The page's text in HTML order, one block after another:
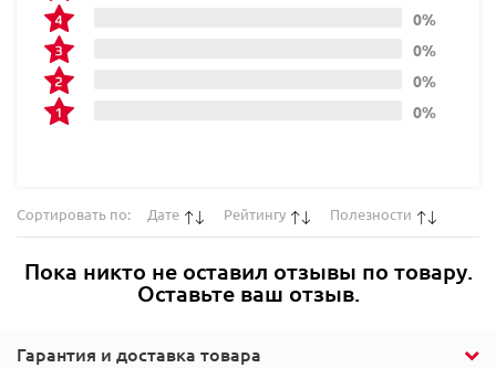
Гарантия и доставка товара
0%
0%
0%
0%
Сортировать по: Дате Рейтингу Полезности
Пока никто не оставил отзывы по товару.
Оставьте ваш отзыв.